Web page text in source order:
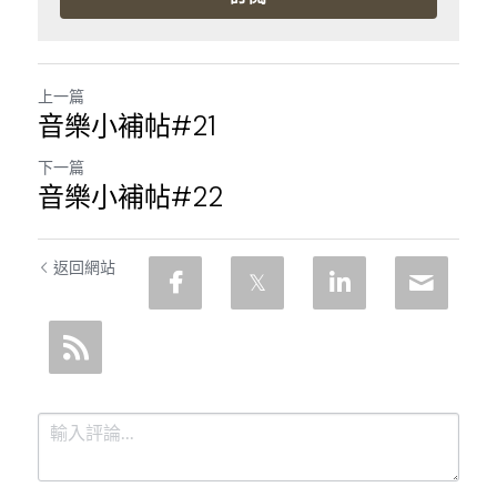
上一篇
音樂小補帖#21
下一篇
音樂小補帖#22
返回網站